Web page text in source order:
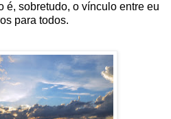
é, sobretudo, o vínculo entre eu
para todos.